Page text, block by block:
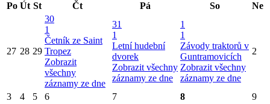
Po Út St Čt Pá So Ne
27 28 29
30
1
Četník ze Saint
Tropez
Zobrazit
všechny
záznamy ze dne
31
1
Letní hudební
dvorek
Zobrazit všechny
záznamy ze dne
1
1
Závody traktorů v
Guntramovicích
Zobrazit všechny
záznamy ze dne
2
3 4 5 6 7 8 9